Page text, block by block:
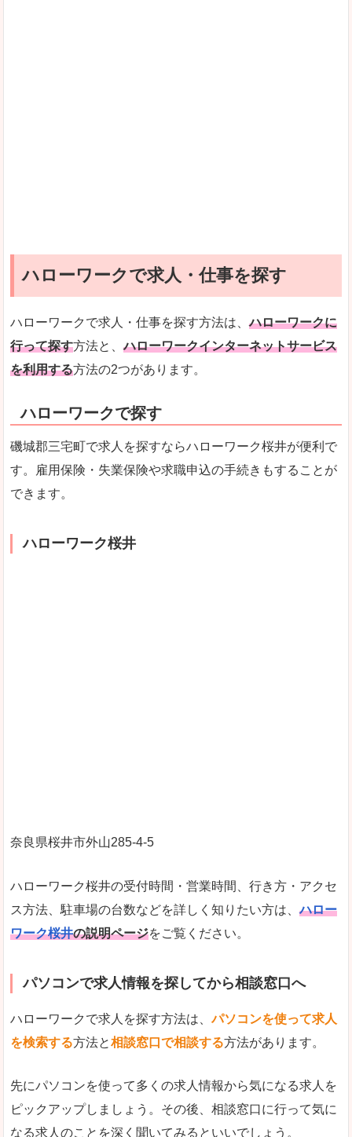
ハローワークで求人・仕事を探す
ハローワークで求人・仕事を探す方法は、ハローワークに
行って探す方法と、ハローワークインターネットサービス
を利用する方法の2つがあります。
ハローワークで探す
磯城郡三宅町で求人を探すならハローワーク桜井が便利で
す。雇用保険・失業保険や求職申込の手続きもすることが
できます。
ハローワーク桜井
奈良県桜井市外山285-4-5
ハローワーク桜井の受付時間・営業時間、行き方・アクセ
ス方法、駐車場の台数などを詳しく知りたい方は、ハロー
ワーク桜井の説明ページをご覧ください。
パソコンで求人情報を探してから相談窓口へ
ハローワークで求人を探す方法は、パソコンを使って求人
を検索する方法と相談窓口で相談する方法があります。
先にパソコンを使って多くの求人情報から気になる求人を
ピックアップしましょう。その後、相談窓口に行って気に
なる求人のことを深く聞いてみるといいでしょう。